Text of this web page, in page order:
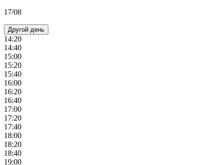
17/08
Другой день
14:20
14:40
15:00
15:20
15:40
16:00
16:20
16:40
17:00
17:20
17:40
18:00
18:20
18:40
19:00